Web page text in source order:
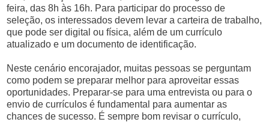
feira, das 8h às 16h. Para participar do processo de
seleção, os interessados devem levar a carteira de trabalho,
que pode ser digital ou física, além de um currículo
atualizado e um documento de identificação.
Neste cenário encorajador, muitas pessoas se perguntam
como podem se preparar melhor para aproveitar essas
oportunidades. Preparar-se para uma entrevista ou para o
envio de currículos é fundamental para aumentar as
chances de sucesso. É sempre bom revisar o currículo,